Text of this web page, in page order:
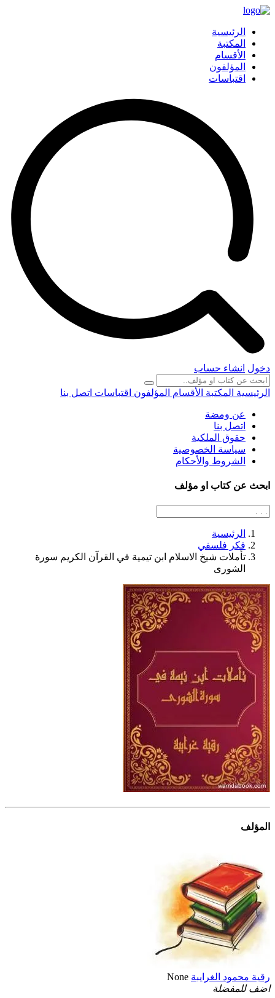
الرئيسية
المكتبة
الأقسام
المؤلفون
اقتباسات
دخول انشاء حساب
الرئيسية المكتبة الأقسام المؤلفون اقتباسات اتصل بنا
عن ومضة
اتصل بنا
حقوق الملكية
سياسة الخصوصية
الشروط والأحكام
ابحث عن كتاب او مؤلف
الرئيسية
فكر فلسفي
تأملات شيخ الاسلام ابن تيمية في القرآن الكريم سورة
الشورى
المؤلف
رقية محمود الغرايبة None
اضف للمفضلة